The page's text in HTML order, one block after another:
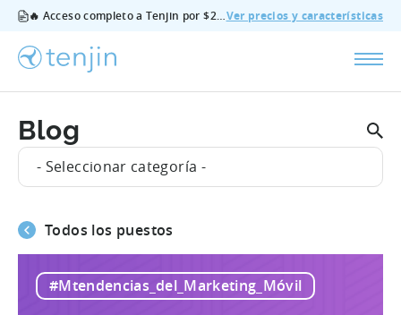
🔥 Acceso completo a Tenjin por $200/mes - todas las funciones, sin complementos, cancela cuando quieras.Ver precios y características
Blog
- Seleccionar categoría -
Todos los puestos
#Mtendencias_del_Marketing_Móvil